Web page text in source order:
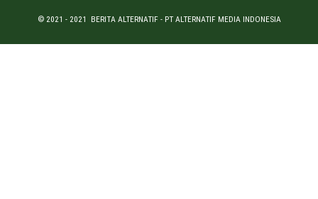
© 2021 - 2021 BERITA ALTERNATIF - PT ALTERNATIF MEDIA INDONESIA